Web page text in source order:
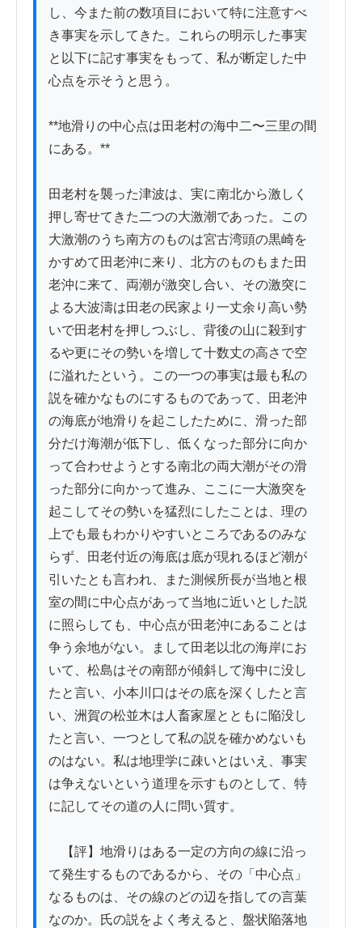
し、今また前の数項目において特に注意すべ
き事実を示してきた。これらの明示した事実
と以下に記す事実をもって、私が断定した中
心点を示そうと思う。
**地滑りの中心点は田老村の海中二〜三里の間
にある。**
田老村を襲った津波は、実に南北から激しく
押し寄せてきた二つの大激潮であった。この
大激潮のうち南方のものは宮古湾頭の黒崎を
かすめて田老沖に来り、北方のものもまた田
老沖に来て、両潮が激突し合い、その激突に
よる大波濤は田老の民家より一丈余り高い勢
いで田老村を押しつぶし、背後の山に殺到す
るや更にその勢いを増して十数丈の高さで空
に溢れたという。この一つの事実は最も私の
説を確かなものにするものであって、田老沖
の海底が地滑りを起こしたために、滑った部
分だけ海潮が低下し、低くなった部分に向か
って合わせようとする南北の両大潮がその滑
った部分に向かって進み、ここに一大激突を
起こしてその勢いを猛烈にしたことは、理の
上でも最もわかりやすいところであるのみな
らず、田老付近の海底は底が現れるほど潮が
引いたとも言われ、また測候所長が当地と根
室の間に中心点があって当地に近いとした説
に照らしても、中心点が田老沖にあることは
争う余地がない。まして田老以北の海岸にお
いて、松島はその南部が傾斜して海中に没し
たと言い、小本川口はその底を深くしたと言
い、洲賀の松並木は人畜家屋とともに陥没し
たと言い、一つとして私の説を確かめないも
のはない。私は地理学に疎いとはいえ、事実
は争えないという道理を示すものとして、特
に記してその道の人に問い質す。
【評】地滑りはある一定の方向の線に沿っ
て発生するものであるから、その「中心点」
なるものは、その線のどの辺を指しての言葉
なのか。氏の説をよく考えると、盤状陥落地